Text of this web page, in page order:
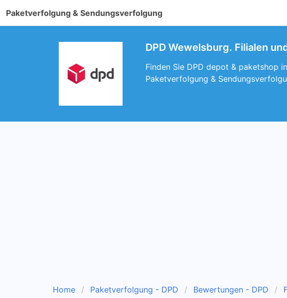
Paketverfolgung & Sendungsverfolgung
DPD Wewelsburg. Filialen
Finden Sie DPD depot & paketshop
Paketverfolgung &
Home Paketverfolgung - DPD Bewertungen - DPD